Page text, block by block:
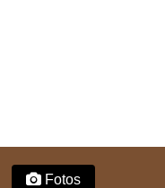
Fotos